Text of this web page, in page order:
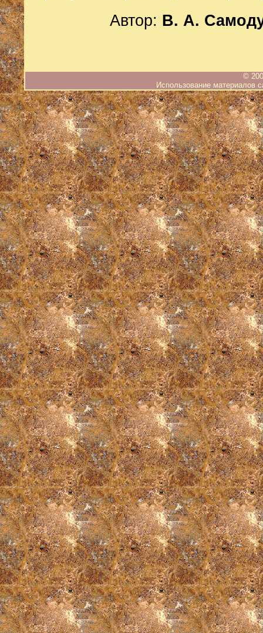
Автор: В. А.
©
Использование материалов